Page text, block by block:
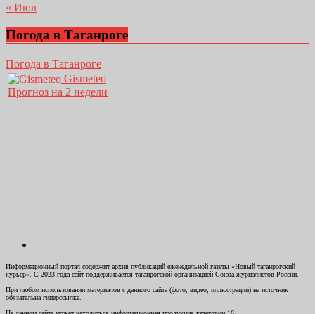
« Июл
Погода в Таганроге
Погода в Таганроге
Gismeteo
Прогноз на 2 недели
Информационный портал содержит архив публикаций еженедельной газеты «Новый таганрогский
курьер». С 2023 года сайт поддерживается таганрогской организацией Союза журналистов России.
При любом использовании материалов с данного сайта (фото, видео, иллюстрации) на источник
обязательна гиперссылка.